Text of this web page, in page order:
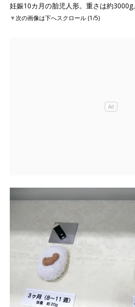
妊娠10カ月の胎児人形。重さは約3000g
▼次の画像は下へスクロール (1/5)